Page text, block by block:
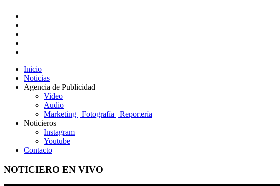
Inicio
Noticias
Agencia de Publicidad
Video
Audio
Marketing | Fotografía | Reportería
Noticieros
Instagram
Youtube
Contacto
NOTICIERO EN VIVO